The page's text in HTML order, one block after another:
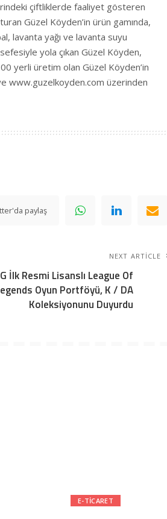
çiftliklerde faaliyet gösteren
Güzel Köyden’in ürün gamında,
lavanta yağı ve lavanta suyu
yola çıkan Güzel Köyden,
yerli üretim olan Güzel Köyden’in
www.guzelkoyden.com üzerinden
paylaş
NEXT ARTICLE
İlk Resmi Lisanslı League Of
Oyun Portföyü, K / DA
Koleksiyonunu Duyurdu
E-TICARET